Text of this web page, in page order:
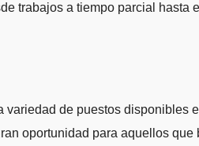
trabajos a tiempo parcial hasta
de puestos disponibles
oportunidad para aquellos que